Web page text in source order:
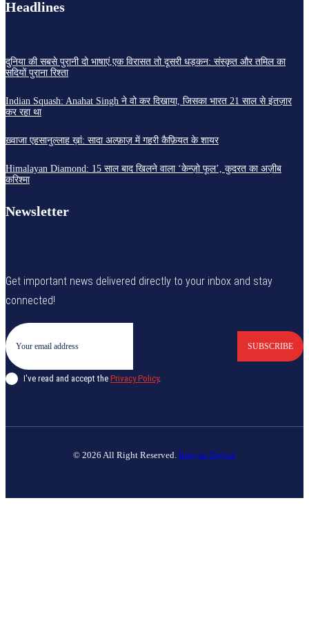
Headlines
दुनिया की सबसे पुरानी दो भाषाएं,एक विरासत तो दूसरी धड़कन: संस्कृत और तमिल का
सदियों पुराना रिश्ता
Indian Squash: Anahat Singh ने वो कर दिखाया, जिसका भारत 21 साल से इंतज़ार
कर रहा था
ख़्वाजा एहसानुल्लाह ख़ां: सादा अल्फ़ाज़ में गहरी कैफ़ियत के शायर
Himalayan Diamond: 15 साल बाद खिलने वाला ‘केन्ज़ो फूल’, कुदरत का अज़ीब
करिश्मा
Newsletter
Get important news delivered directly to your inbox and stay
connected!
SUBSCRIBE
I've read and accept the Privacy Policy.
© 2026 All Right Reserved. Banyan Digital